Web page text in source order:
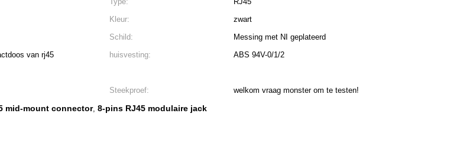
Kleur:
zwart
Schild:
Messing met NI geplateerd
van rj45
huisvesting: ABS 94V-0/1/2
Steekproef:
welkom vraag monster om te testen!
mid-mount connector, 8-pins RJ45 modulaire jack